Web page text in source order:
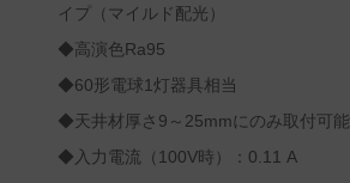
イプ（マイルド配光）
◆高演色Ra95
◆60形電球1灯器具相当
◆天井材厚さ9～25mmにのみ取付可能
◆入力電流（100V時）：0.11 A